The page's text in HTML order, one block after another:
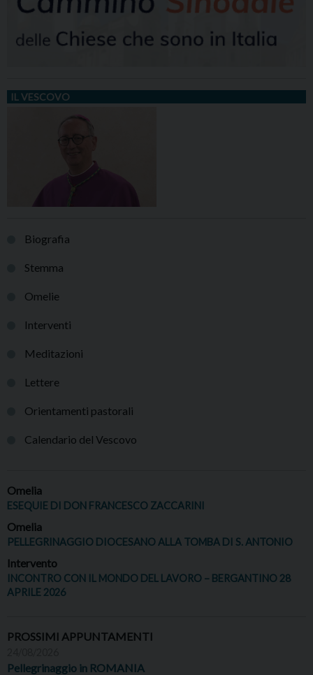
IL VESCOVO
Biografia
Stemma
Omelie
Interventi
Meditazioni
Lettere
Orientamenti pastorali
Calendario del Vescovo
Omelia
ESEQUIE DI DON FRANCESCO ZACCARINI
Omelia
PELLEGRINAGGIO DIOCESANO ALLA TOMBA DI S. ANTONIO
Intervento
INCONTRO CON IL MONDO DEL LAVORO – BERGANTINO 28
APRILE 2026
PROSSIMI APPUNTAMENTI
Pellegrinaggio in ROMANIA